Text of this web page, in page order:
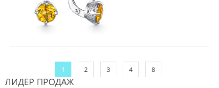
1 2 3 4 8
ЛИДЕР ПРОДАЖ